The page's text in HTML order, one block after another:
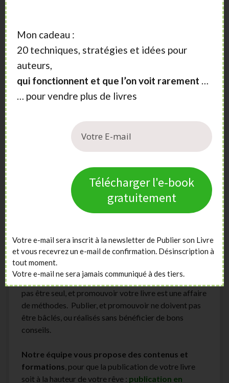
Nos services
Publier son Livre a trois missions : vous aider à
promouvoir votre livre
maisons d’édition, compte d’auteur, auto-édition,
impression de livre à la demande).
Écrire est un projet unique. Auto publier ne signifie
pas être seul, et promouvoir votre livre est une affaire
de méthodes. Publier, et promouvoir ne doivent pas
être bâclés, ou réalisés sans bénéficier de bons
conseils.
Notre équipe vous propose des contenus et
formations, pour que la publication de votre livre
soit à la hauteur de votre rêve : publication en
Mon cadeau :
20 techniques, stratégies et idées pour
auteurs,
qui fonctionnent et que l’on voit rarement …
… pour vendre plus de livres
Télécharger l'e-book
gratuitement
Votre e-mail sera inscrit à la newsletter de Publier son Livre
et vous recevrez un e-mail de confirmation. Désinscription à
tout moment.
Votre e-mail ne sera jamais communiqué à des tiers.